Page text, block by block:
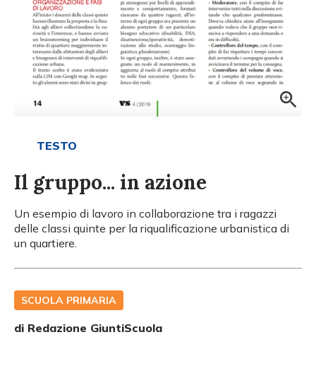
TESTO
Il gruppo... in azione
Un esempio di lavoro in collaborazione tra i ragazzi
delle classi quinte per la riqualificazione urbanistica di
un quartiere.
SCUOLA PRIMARIA
di Redazione GiuntiScuola